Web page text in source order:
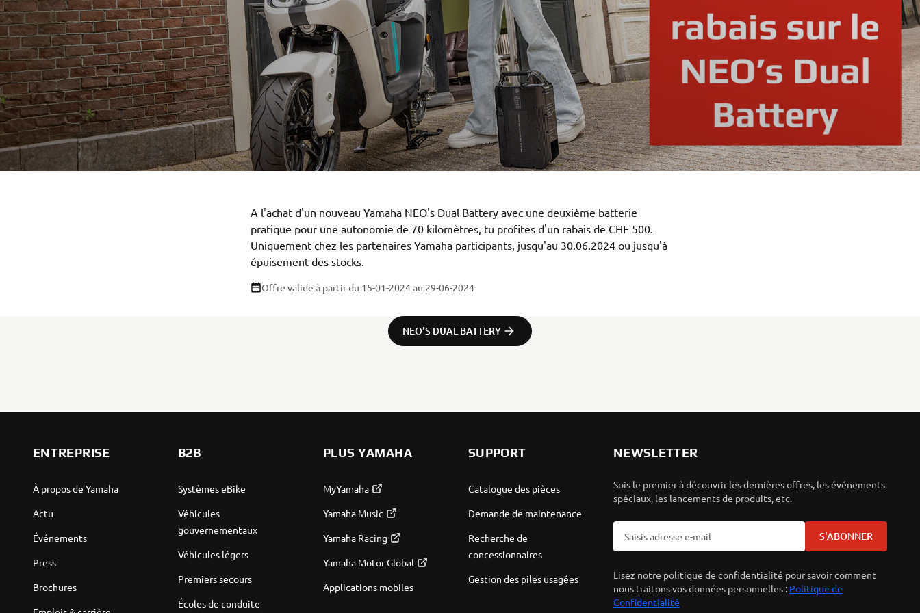
A l'achat d'un nouveau Yamaha NEO's Dual Battery avec une deuxième batterie
pratique pour une autonomie de 70 kilomètres, tu profites d'un rabais de CHF 500.
Uniquement chez les partenaires Yamaha participants, jusqu'au 30.06.2024 ou jusqu'à
épuisement des stocks.
Offre valide à partir du 15-01-2024au 29-06-2024
NEO'S DUAL BATTERY
ENTREPRISE
À propos de Yamaha
Actu
Événements
Press
Brochures
B2B
Systèmes eBike
Véhicules
gouvernementaux
Véhicules légers
Premiers secours
Écoles de conduite
PLUS YAMAHA
MyYamaha
Yamaha Music
Yamaha Racing
Yamaha Motor Global
Applications mobiles
SUPPORT
Catalogue des pièces
Demande de maintenance
Recherche de
concessionnaires
Gestion des piles usagées
NEWSLETTER
Sois le premier à découvrir les dernières offres, les événements
spéciaux, les lancements de produits, etc.
S'ABONNER
Lisez notre politique de confidentialité pour savoir comment
nous traitons vos données personnelles : Politique de
Confidentialité